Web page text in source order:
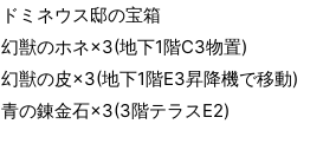
ドミネウス邸の宝箱
幻獣のホネ×3(地下1階C3物置)
幻獣の皮×3(地下1階E3昇降機で移動)
青の錬金石×3(3階テラスE2)